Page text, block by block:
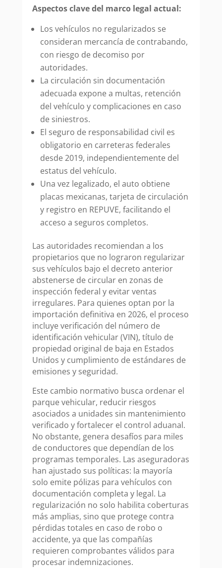
Aspectos clave del marco legal actual:
Los vehículos no regularizados se
consideran mercancía de contrabando,
con riesgo de decomiso por
autoridades.
La circulación sin documentación
adecuada expone a multas, retención
del vehículo y complicaciones en caso
de siniestros.
El seguro de responsabilidad civil es
obligatorio en carreteras federales
desde 2019, independientemente del
estatus del vehículo.
Una vez legalizado, el auto obtiene
placas mexicanas, tarjeta de circulación
y registro en REPUVE, facilitando el
acceso a seguros completos.
Las autoridades recomiendan a los
propietarios que no lograron regularizar
sus vehículos bajo el decreto anterior
abstenerse de circular en zonas de
inspección federal y evitar ventas
irregulares. Para quienes optan por la
importación definitiva en 2026, el proceso
incluye verificación del número de
identificación vehicular (VIN), título de
propiedad original de baja en Estados
Unidos y cumplimiento de estándares de
emisiones y seguridad.
Este cambio normativo busca ordenar el
parque vehicular, reducir riesgos
asociados a unidades sin mantenimiento
verificado y fortalecer el control aduanal.
No obstante, genera desafíos para miles
de conductores que dependían de los
programas temporales. Las aseguradoras
han ajustado sus políticas: la mayoría
solo emite pólizas para vehículos con
documentación completa y legal. La
regularización no solo habilita coberturas
más amplias, sino que protege contra
pérdidas totales en caso de robo o
accidente, ya que las compañías
requieren comprobantes válidos para
procesar indemnizaciones.